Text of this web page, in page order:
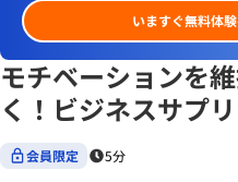
いますぐ無料体
モチベーションを
く！ビジネスサプ
会員限定 5分